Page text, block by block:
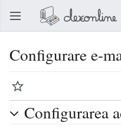
Deschide meniul principal
Configurare e-
Urmărire
Configurarea